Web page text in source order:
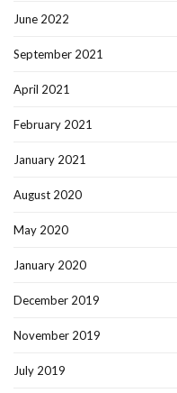
June 2022
September 2021
April 2021
February 2021
January 2021
August 2020
May 2020
January 2020
December 2019
November 2019
July 2019